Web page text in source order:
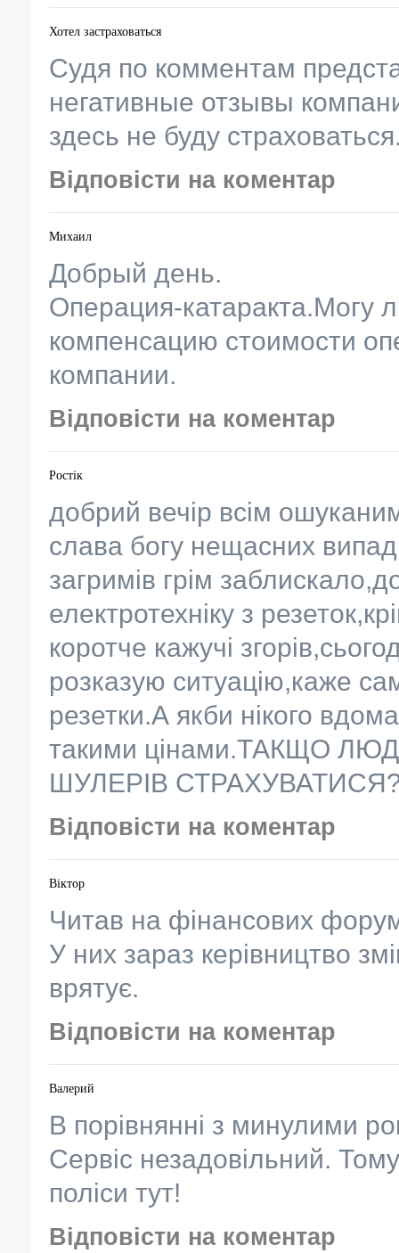
Хотел застраховаться
Судя по комментам
негативные отзывы
здесь не буду
Відповісти на коментар
Михаил
Добрый день.
Операция-катаракта.Могу
компенсацию стоимости
компании.
Відповісти на коментар
Ростік
добрий вечір всім
слава богу нещасних
загримів грім
електротехніку з
коротче кажучі
розказую ситуацію,каже
резетки.А якби нікого
такими цінами.ТАКЩО
ШУЛЕРІВ
Відповісти на коментар
Віктор
Читав на фінансових
У них зараз керівництво
врятує.
Відповісти на коментар
Валерий
В порівнянні з минулими
Сервіс незадовільний.
поліси тут!
Відповісти на коментар